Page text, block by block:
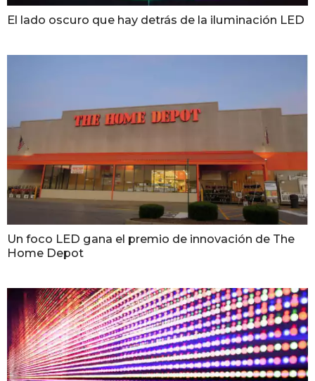
El lado oscuro que hay detrás de la iluminación LED
Un foco LED gana el premio de innovación de The
Home Depot